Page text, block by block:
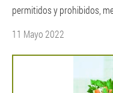
permitidos y prohibidos,
11 Mayo 2022